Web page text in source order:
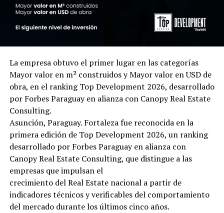
La empresa obtuvo el primer lugar en las categorías
Mayor valor en m² construidos y Mayor valor en USD de
obra, en el ranking Top Development 2026, desarrollado
por Forbes Paraguay en alianza con Canopy Real Estate
Consulting.
Asunción, Paraguay. Fortaleza fue reconocida en la
primera edición de Top Development 2026, un ranking
desarrollado por Forbes Paraguay en alianza con
Canopy Real Estate Consulting, que distingue a las
empresas que impulsan el
crecimiento del Real Estate nacional a partir de
indicadores técnicos y verificables del comportamiento
del mercado durante los últimos cinco años.